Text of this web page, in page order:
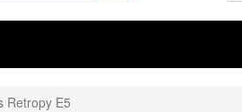
Retropy E5